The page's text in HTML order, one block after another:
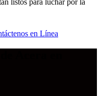
listos para luchar por la
en Línea